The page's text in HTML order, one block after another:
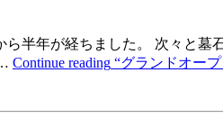
半年が経ちました。 次々と
Continue reading “グランドオー